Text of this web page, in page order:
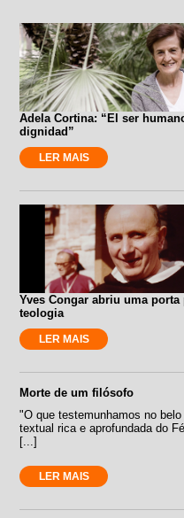
Adela Cortina: “El ser
dignidad”
LER MAIS
Yves Congar abriu uma
teologia
LER MAIS
Morte de um filósofo
"O que testemunhamos no
textual rica e aprofundada do
[...]
LER MAIS